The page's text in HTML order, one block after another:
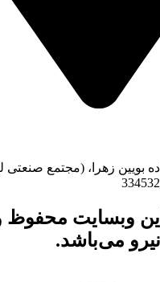
کیلومتر ۱۵ جاده بويین زهرا، (مجتمع
وبسایت محفوظ
می‌باشد.